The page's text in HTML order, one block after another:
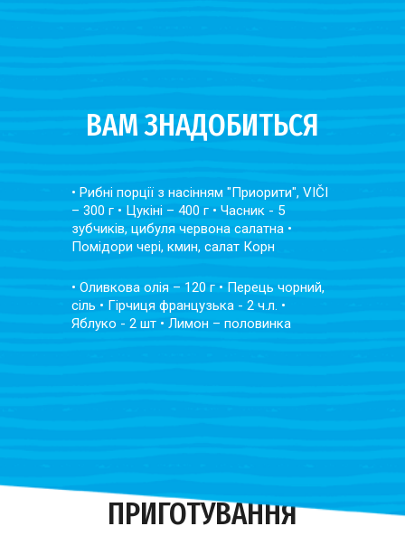
ВАМ ЗНАДОБИТЬСЯ
• Рибні порції з насінням "Приорити", VIČI
– 300 г • Цукіні – 400 г • Часник - 5
зубчиків, цибуля червона салатна •
Помідори чері, кмин, салат Корн
• Оливкова олія – 120 г • Перець чорний,
сіль • Гірчиця французька - 2 ч.л. •
Яблуко - 2 шт • Лимон – половинка
ПРИГОТУВАННЯ